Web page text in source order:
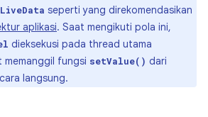
LiveData seperti yang direkomendasikan
aplikasi. Saat mengikuti pola ini,
dieksekusi pada thread utama
fungsi setValue() dari
langsung.